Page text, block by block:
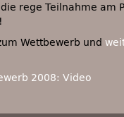
rege Teilnahme am
Wettbewerb und
2008: Video